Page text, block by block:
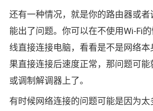
还有一种情况，就是你的路由器或者
能出了问题。你可以在不使用Wi-Fi
线直接连接电脑，看看是不是网络本
果直接连接后速度正常，那问题可
或调制解调器上了。
有时候网络连接的问题可能是因为